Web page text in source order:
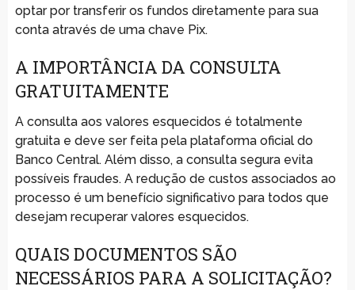
optar por transferir os fundos diretamente para sua
conta através de uma chave Pix.
A IMPORTÂNCIA DA CONSULTA
GRATUITAMENTE
A consulta aos valores esquecidos é totalmente
gratuita e deve ser feita pela plataforma oficial do
Banco Central. Além disso, a consulta segura evita
possíveis fraudes. A redução de custos associados ao
processo é um benefício significativo para todos que
desejam recuperar valores esquecidos.
QUAIS DOCUMENTOS SÃO
NECESSÁRIOS PARA A SOLICITAÇÃO?